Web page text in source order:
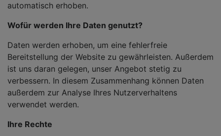
automatisch erhoben.
Wofür werden Ihre Daten genutzt?
Daten werden erhoben, um eine fehlerfreie
Bereitstellung der Website zu gewährleisten. Außerdem
ist uns daran gelegen, unser Angebot stetig zu
verbessern. In diesem Zusammenhang können Daten
außerdem zur Analyse Ihres Nutzerverhaltens
verwendet werden.
Ihre Rechte